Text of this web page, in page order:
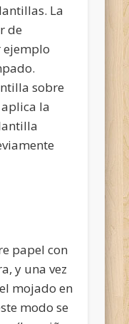
La
de
ejemplo
sobre
la
papel con
y una vez
mojado en
modo se